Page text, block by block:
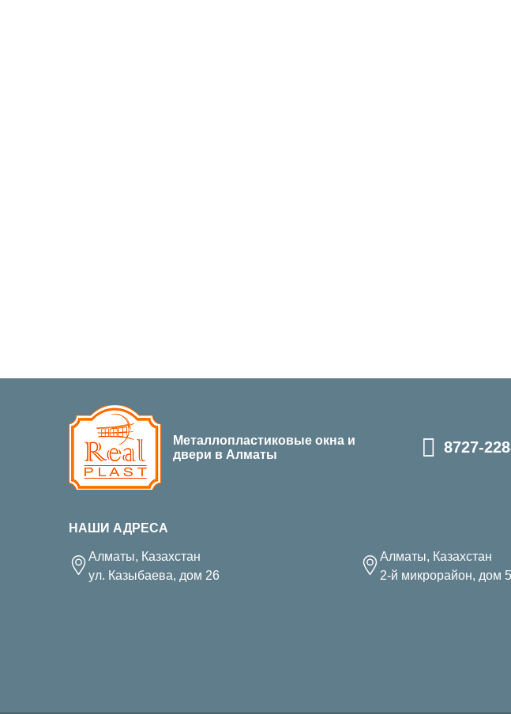
Металлопластиковые окна и
двери в Алматы
8727-
НАШИ АДРЕСА
Алматы, Казахстан
ул. Казыбаева, дом 26
Алматы, Казахстан
2-й микрорайон, дом 5